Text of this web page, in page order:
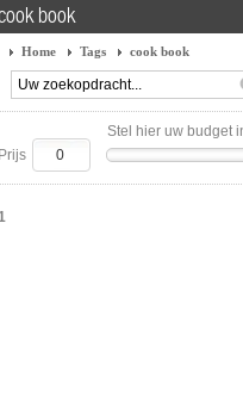
book
Home Tags cook book
Stel hier uw budget
Prijs